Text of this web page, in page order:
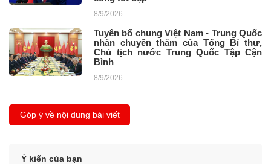
8/9/2026
Tuyên bố chung Việt Nam - Trung Quốc
nhân chuyến thăm của Tổng Bí thư,
Chủ tịch nước Trung Quốc Tập Cận
Bình
8/9/2026
Góp ý về nội dung bài viết
Ý kiến của bạn